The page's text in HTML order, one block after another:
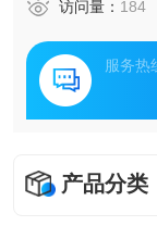
访问量： 184
服务热
产品分类